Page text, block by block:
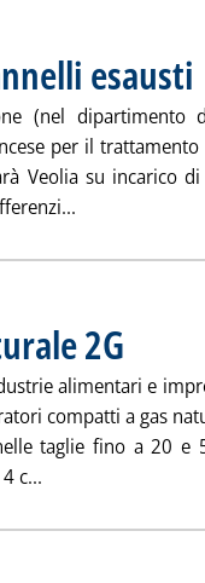
esausti
(nel dipartimento
per il
Veolia su incarico di
2G
alimentari e
compatti a gas
taglie fino a 20 e
c...